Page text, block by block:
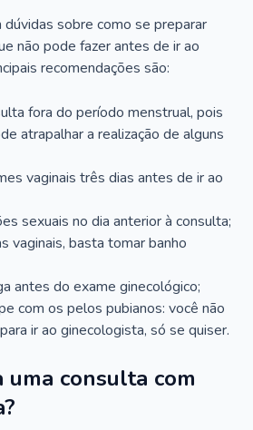
sobre como se preparar
não pode fazer antes de ir ao
recomendações são:
fora do período menstrual, pois
atrapalhar a realização de alguns
vaginais três dias antes de ir ao
sexuais no dia anterior à consulta;
vaginais, basta tomar banho
antes do exame ginecológico;
com os pelos pubianos: você não
ir ao ginecologista, só se quiser.
uma consulta com